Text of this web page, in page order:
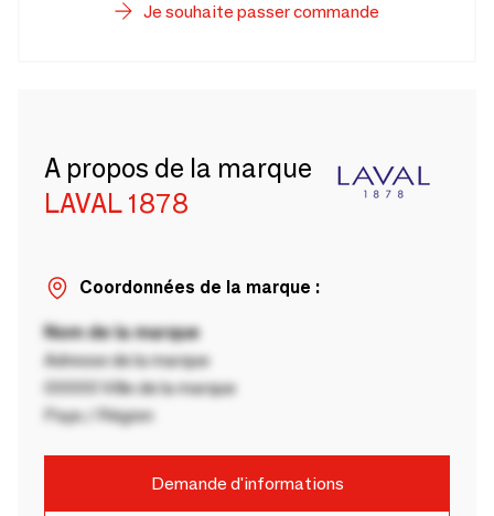
Je souhaite passer commande
A propos de la marque
LAVAL 1878
Coordonnées de la marque :
Nom de la marque
Adresse de la marque
00000 Ville de la marque
Pays / Région
Demande d'informations